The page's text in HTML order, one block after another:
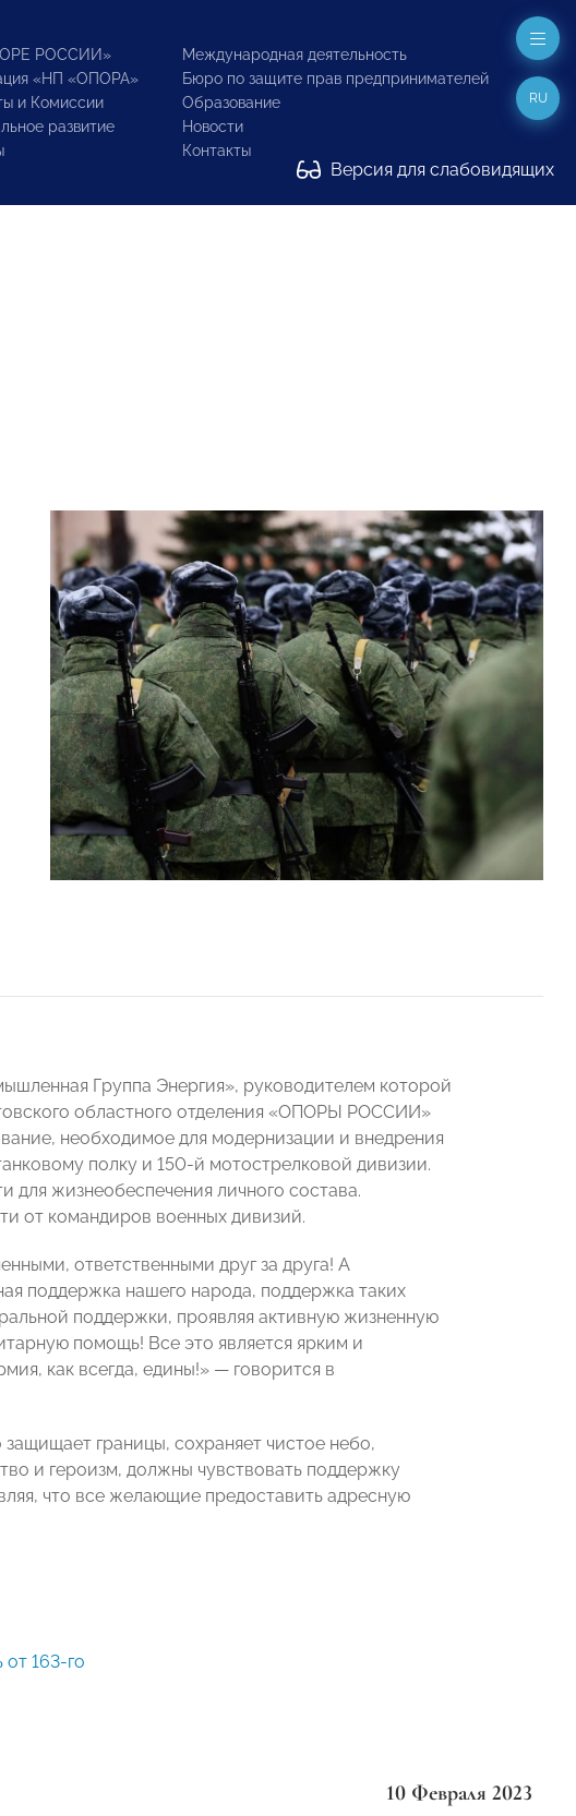
РОССИИ»
«НП «ОПОРА»
и Комиссии
развитие
Международная деятельность
Бюро по защите прав предпринимателей
Образование
Новости
Контакты
Версия для слабовидящих
RU
Группа Энергия», руководителем которой
областного отделения «ОПОРЫ РОССИИ»
необходимое для модернизации и внедрения
полку и 150-й мотострелковой дивизии.
жизнеобеспечения личного состава.
от командиров военных дивизий.
ответственными друг за друга! А
поддержка нашего народа, поддержка таких
поддержки, проявляя активную жизненную
помощь! Все это является ярким и
как всегда, едины!» — говорится в
границы, сохраняет чистое небо,
и героизм, должны чувствовать поддержку
что все желающие предоставить адресную
10 Февраля 2023